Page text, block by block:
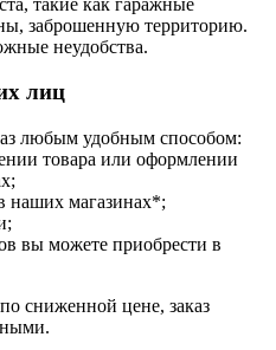
заброшенную территорию.
неудобства.
лиц
любым удобным способом:
товара или оформлении
наших магазинах*;
вы можете приобрести в
сниженной цене, заказ